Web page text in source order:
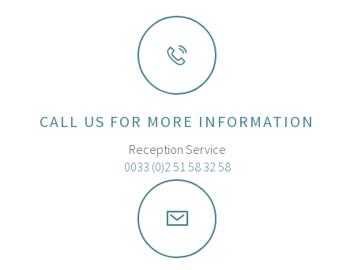
CALL US FOR MORE INFORMATION
Reception Service
0033 (0)2 51 58 32 58